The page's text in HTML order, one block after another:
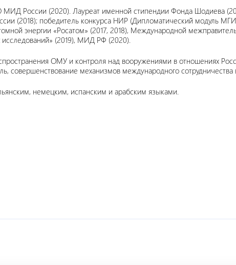
России (2020). Лауреат именной стипендии Фонда Шодиева
(2018); победитель конкурса НИР (Дипломатический модуль
энергии «Росатом» (2017, 2018), Международной
(2019), МИД РФ (2020).
ОМУ и контроля над вооружениями в отношениях
совершенствование механизмов международного
немецким, испанским и арабским языками.